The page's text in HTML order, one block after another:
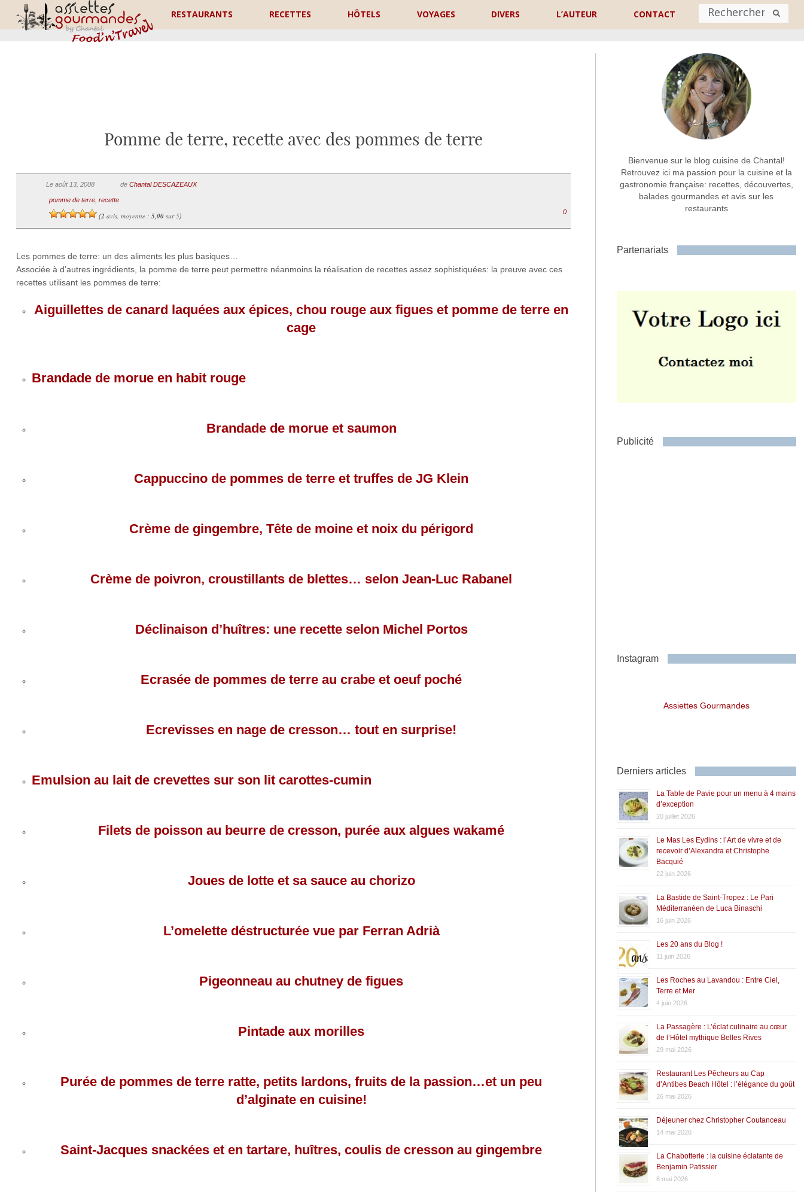
RESTAURANTS RECETTES HÔTELS VOYAGES DIVERS L’AUTEUR CONTACT
Nom
Commentaire ou message *
Pomme de terre, recette avec des pommes de terre
Le août 13, 2008 de Chantal DESCAZEAUX
pomme de terre, recette
(2 avis, moyenne : 5,00sur 5)
0
Les pommes de terre: un des aliments les plus basiques…
Associée à d’autres ingrédients, la pomme de terre peut permettre néanmoins la réalisation de recettes assez sophistiquées: la preuve avec ces
recettes utilisant les pommes de terre:
Aiguillettes de canard laquées aux épices, chou rouge aux figues et pomme de terre en
cage
Brandade de morue en habit rouge
Brandade de morue et saumon
Cappuccino de pommes de terre et truffes de JG Klein
Crème de gingembre, Tête de moine et noix du périgord
Crème de poivron, croustillants de blettes… selon Jean-Luc Rabanel
Déclinaison d’huîtres: une recette selon Michel Portos
Ecrasée de pommes de terre au crabe et oeuf poché
Ecrevisses en nage de cresson… tout en surprise!
Emulsion au lait de crevettes sur son lit carottes-cumin
Filets de poisson au beurre de cresson, purée aux algues wakamé
Joues de lotte et sa sauce au chorizo
L’omelette déstructurée vue par Ferran Adrià
Pigeonneau au chutney de figues
Pintade aux morilles
Purée de pommes de terre ratte, petits lardons, fruits de la passion…et un peu
d’alginate en cuisine!
Saint-Jacques snackées et en tartare, huîtres, coulis de cresson au gingembre
Bienvenue sur le blog cuisine de Chantal!
Retrouvez ici ma passion pour la cuisine et la
gastronomie française: recettes, découvertes,
balades gourmandes et avis sur les
restaurants
Partenariats
Publicité
Instagram
Assiettes Gourmandes
Derniers articles
La Table de Pavie pour un menu à 4 mains
d’exception
20 juillet 2026
Le Mas Les Eydins : l’Art de vivre et de
recevoir d’Alexandra et Christophe
Bacquié
22 juin 2026
La Bastide de Saint-Tropez : Le Pari
Méditerranéen de Luca Binaschi
16 juin 2026
Les 20 ans du Blog !
11 juin 2026
Les Roches au Lavandou : Entre Ciel,
Terre et Mer
4 juin 2026
La Passagère : L’éclat culinaire au cœur
de l’Hôtel mythique Belles Rives
29 mai 2026
Restaurant Les Pêcheurs au Cap
d’Antibes Beach Hôtel : l’élégance du goût
26 mai 2026
Déjeuner chez Christopher Coutanceau
14 mai 2026
La Chabotterie : la cuisine éclatante de
Benjamin Patissier
8 mai 2026